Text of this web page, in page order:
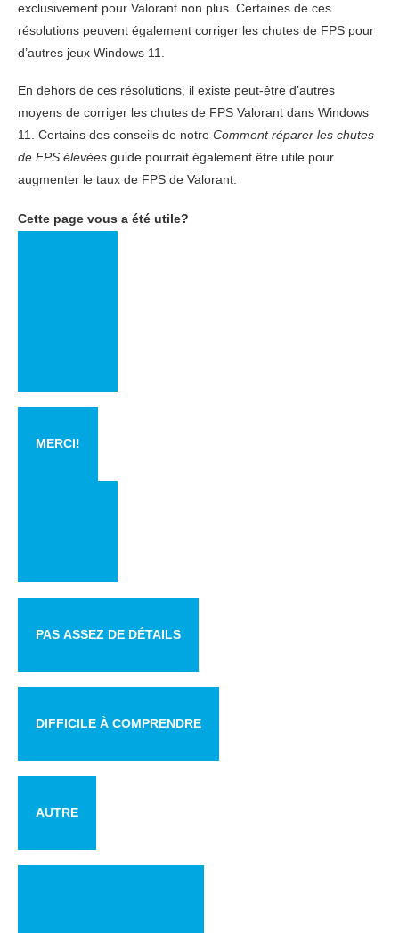
exclusivement pour Valorant non plus. Certaines de ces
résolutions peuvent également corriger les chutes de FPS pour
d’autres jeux Windows 11.
En dehors de ces résolutions, il existe peut-être d’autres
moyens de corriger les chutes de FPS Valorant dans Windows
11. Certains des conseils de notre Comment réparer les chutes
de FPS élevées guide pourrait également être utile pour
augmenter le taux de FPS de Valorant.
Cette page vous a été utile?
MERCI!
PAS ASSEZ DE DÉTAILS
DIFFICILE À COMPRENDRE
AUTRE